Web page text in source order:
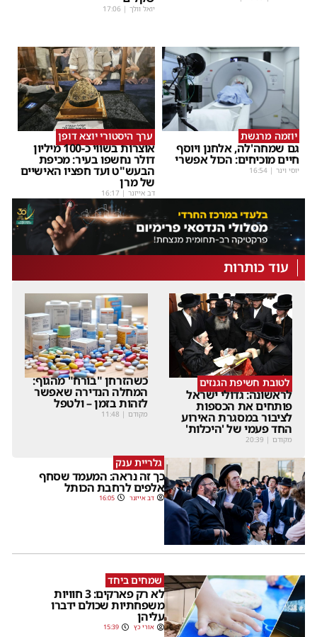
יואל וולך |
17:06
יוזמה מרגשת
גם שמחה'לה, אלחנן ויוסף
חיים מוכיחים: הכול אפשרי
יוסי וינר |
16:54
ערך היסטורי יוצא דופן
אוצרות בשווי כ-100 מיליון
דולר נחשפו בעיר: מכיפת
הבעש"ט ועד חפציו האישיים
של מרן
דב אייזנר |
16:17
עוד כותרות
לטובת חשיפת הגנזים
לראשונה: גדולי ישראל
פותחים את הכספות
לציבור במסגרת האירוע
החד פעמי של 'היכלות'
מקודם |
20:39
כשהזרחן "בורח" מהגוף:
המחלה הנדירה שאפשר
לזהות בזמן – ולטפל
מקודם |
11:48
גלריית ענק
כך זה נראה: המעמד שסחף
אלפים לרחבת הכותל
דב אייזנר 16:05
שמחים ביחד
לא רק פארקים: 3 חוויות
משפחתיות שכולם ידברו
עליהן
אורי כץ 15:39